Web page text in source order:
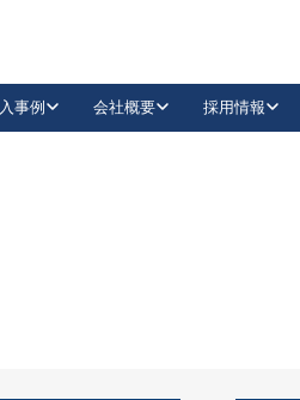
事例 会社概要 採用情報